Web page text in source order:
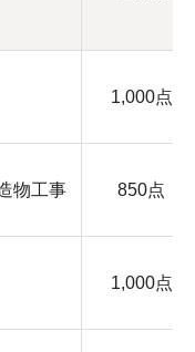
1,000点
物工事 850点
1,000点